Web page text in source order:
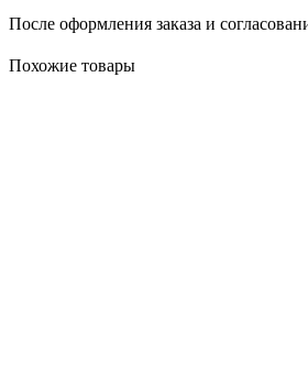
После оформления заказа и
Похожие товары